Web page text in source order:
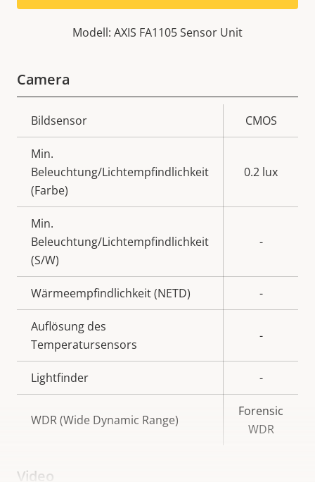
Modell: AXIS FA1105 Sensor Unit
Camera
Eigentumsbeschreibung Eigentumswert
Bildsensor CMOS
Min.
Beleuchtung/Lichtempfindlichkeit
(Farbe)
0.2 lux
Min.
Beleuchtung/Lichtempfindlichkeit
(S/W)
-
Wärmeempfindlichkeit (NETD) -
Auflösung des
Temperatursensors
-
Lightfinder -
WDR (Wide Dynamic Range)
Forensic
WDR
Video